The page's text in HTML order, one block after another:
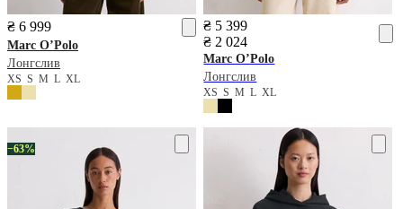
₴ 6 999
Marc O’Polo
Лонгслив
XS S M L XL
₴ 5 399
₴ 2 024
Marc O’Polo
Лонгслив
XSSMLXL
−63%